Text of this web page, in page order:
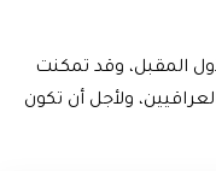
المقبل، وقد تمكنت
ولأجل أن تكون